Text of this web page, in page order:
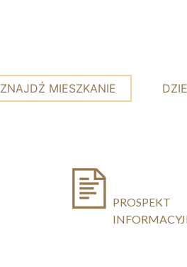
ZNAJDŹ MIESZKANIE
PROSPEKT